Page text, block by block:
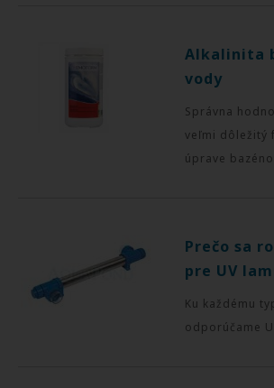
Alkalinita
vody
Správna
veľmi dôležitý
úprave
Prečo sa
pre UV
Ku každému
odporúčame